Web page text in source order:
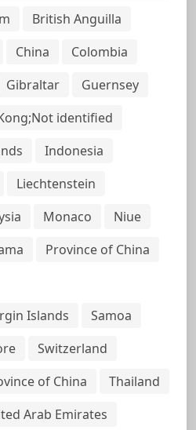
British Anguilla
China
Colombia
Gibraltar
Guernsey
identified
Indonesia
Liechtenstein
Monaco
Niue
Province of China
Islands
Samoa
Switzerland
of China
Thailand
Arab Emirates